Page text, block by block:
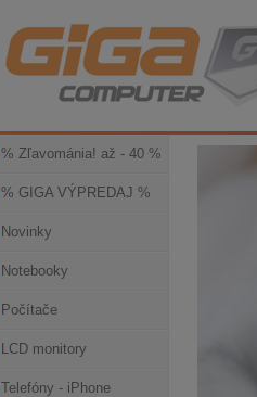
% Zľavománia! až - 40 %
% GIGA VÝPREDAJ %
Novinky
Notebooky
Počítače
LCD monitory
Telefóny - iPhone